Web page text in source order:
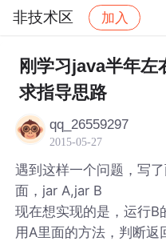
非技术区 加入
社区 非技术区 帖
刚学习java半年
求指导思路
qq_26559297
2015-05-27
遇到这样一个问题，写
面，jar A,jar B
现在想实现的是，运行B
用A里面的方法，判断返